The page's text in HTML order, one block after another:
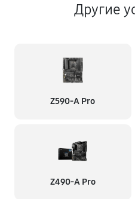
Другие
Z590-A Pro
Z490-A Pro